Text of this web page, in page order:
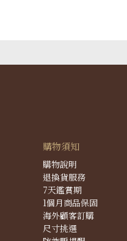
購物須知
購物說明
退換貨服務
7天鑑賞期
1個月商品保固
海外顧客訂購
尺寸挑選